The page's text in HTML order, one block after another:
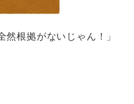
然根拠がないじゃん！」